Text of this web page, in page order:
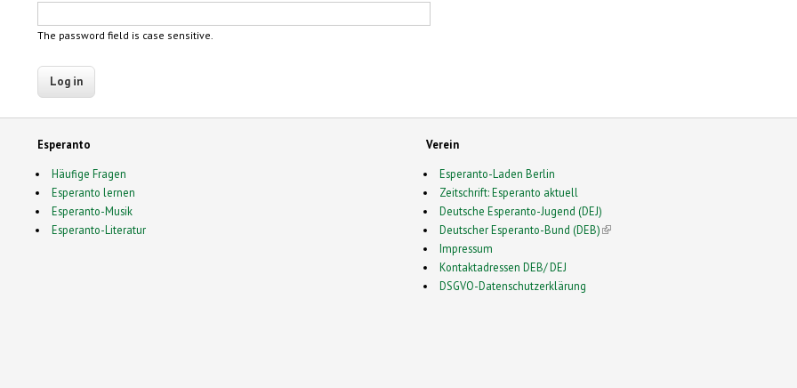
The password field is case sensitive.
Esperanto
Häufige Fragen
Esperanto lernen
Esperanto-Musik
Esperanto-Literatur
Verein
Esperanto-Laden Berlin
Zeitschrift: Esperanto aktuell
Deutsche Esperanto-Jugend (DEJ)
Deutscher Esperanto-Bund (DEB)(link is external)
Impressum
Kontaktadressen DEB/ DEJ
DSGVO-Datenschutzerklärung